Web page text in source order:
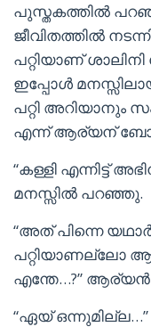
പുസ്തകത്തിൽ
ജീവിതത്തിൽ
പറ്റിയാണ്
ഇപ്പോൾ
പറ്റി അറിയാനും
എന്ന് ആര്യന്
“കള്ളി എന്നിട്ട്
മനസ്സിൽ പറഞ്ഞു.
“അത് പിന്നെ
പറ്റിയാണല്ലോ
എന്തേ…?”
“ഏയ് ഒന്നുമില്ല…”